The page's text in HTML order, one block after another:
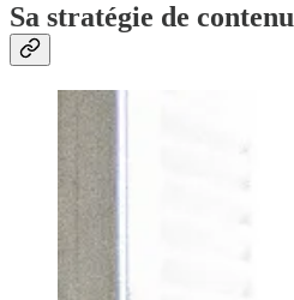
Sa stratégie de contenu